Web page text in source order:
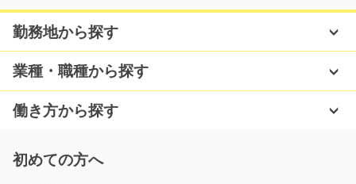
◆ガッツリ稼げる交代勤務◇太陽光パネルの製造ライン
での業務(組立・検査・…
長期（3ヶ月以上）
時給1,400円～1,750円
山口県山陽小野田市
勤務地から探す
業種・職種から探す
働き方から探す
初めての方へ